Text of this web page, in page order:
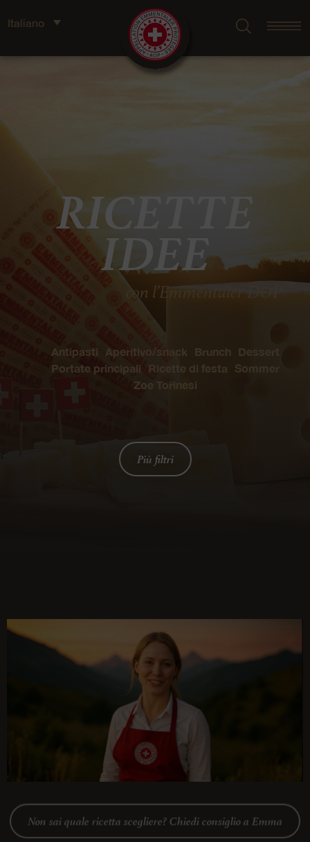
Italiano
RICETTE
IDEE
con l’Emmentaler DOP
Antipasti Aperitivo/snack Brunch
Dessert
Portate principali
Ricette di festa
Sommer
Zoe Torinesi
Più filtri
Non sai quale ricetta scegliere? Chiedi consiglio a Emma